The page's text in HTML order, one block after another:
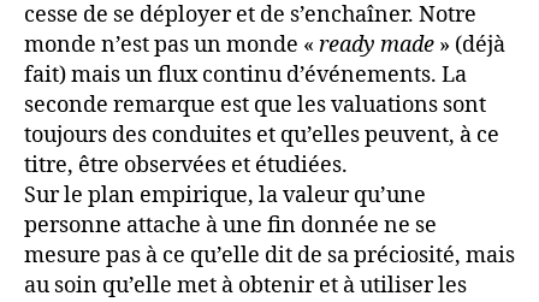
cesse de se déployer et de s’enchaîner. Notre
monde n’est pas un monde « ready made » (déjà
fait) mais un flux continu d’événements. La
seconde remarque est que les valuations sont
toujours des conduites et qu’elles peuvent, à ce
titre, être observées et étudiées.
Sur le plan empirique, la valeur qu’une
personne attache à une fin donnée ne se
mesure pas à ce qu’elle dit de sa préciosité, mais
au soin qu’elle met à obtenir et à utiliser les